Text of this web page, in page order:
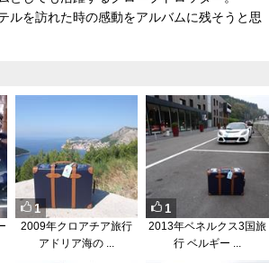
ルを訪れた時の感動をアルバムに残そうと思
1
2009年クロアチア旅行
アドリア海の ...
1
2013年ベネルクス3国旅
行 ベルギー ...